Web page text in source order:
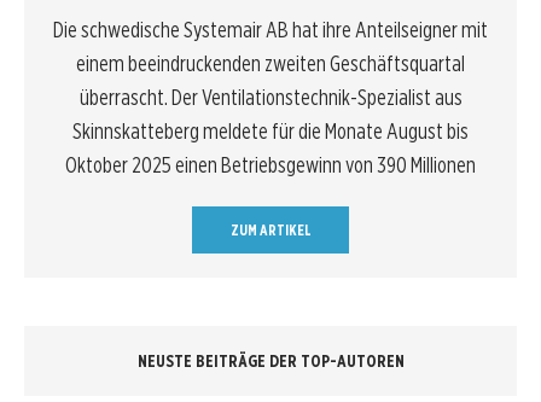
Die schwedische Systemair AB hat ihre Anteilseigner mit
einem beeindruckenden zweiten Geschäftsquartal
überrascht. Der Ventilationstechnik-Spezialist aus
Skinnskatteberg meldete für die Monate August bis
Oktober 2025 einen Betriebsgewinn von 390 Millionen
ZUM ARTIKEL
NEUSTE BEITRÄGE DER TOP-AUTOREN